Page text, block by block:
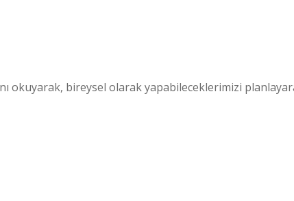
okuyarak, bireysel olarak yapabileceklerimizi